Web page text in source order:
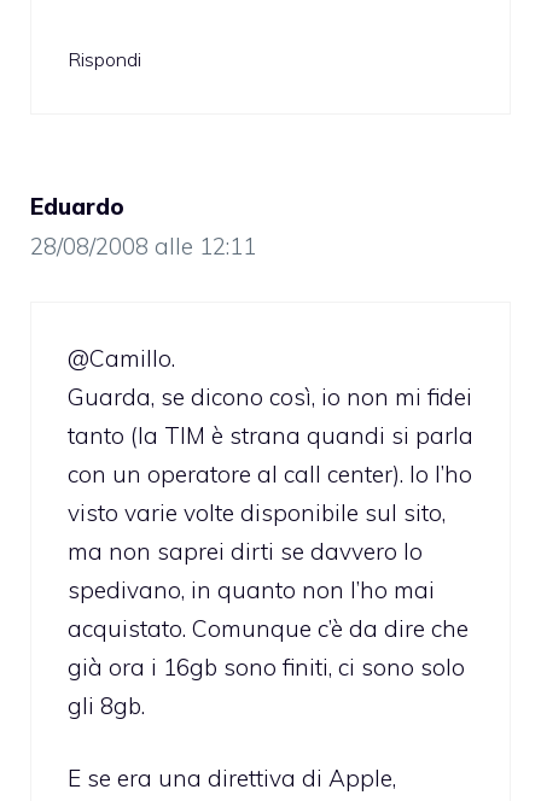
Rispondi
Eduardo
28/08/2008 alle 12:11
@Camillo.
Guarda, se dicono così, io non mi fidei
tanto (la TIM è strana quandi si parla
con un operatore al call center). Io l’ho
visto varie volte disponibile sul sito,
ma non saprei dirti se davvero lo
spedivano, in quanto non l’ho mai
acquistato. Comunque c’è da dire che
già ora i 16gb sono finiti, ci sono solo
gli 8gb.
E se era una direttiva di Apple,